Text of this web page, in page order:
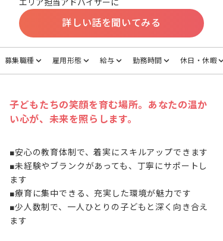
エリア担当アドバイザーに
詳しい話を聞いてみる
募集職種 雇用形態 給与 勤務時間 休日・休暇
子どもたちの笑顔を育む場所。あなたの温か
い心が、未来を照らします。
■安心の教育体制で、着実にスキルアップできます
■未経験やブランクがあっても、丁寧にサポートし
ます
■療育に集中できる、充実した環境が魅力です
■少人数制で、一人ひとりの子どもと深く向き合え
ます